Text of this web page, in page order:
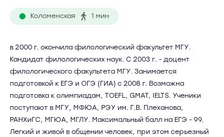
Коломенская 1 мин
в 2000 г. окончила филологический факультет МГУ.
Кандидат филологических наук. С 2003 г. - доцент
филологического факультета МГУ. Занимается
подготовкой к ЕГЭ и ОГЭ (ГИА) с 2008 г. Возможна
подготовка к олимпиадам, TOEFL, GMAT, IELTS. Ученики
поступают в МГУ, МФЮА, РЭУ им. Г.В. Плеханова,
РАНХиГС, МГЮА, МГЛУ. Максимальный балл на ЕГЭ - 99.
Легкий и живой в общении человек, при этом серьезный